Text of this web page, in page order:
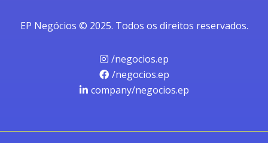
EP Negócios © 2025. Todos os direitos reservados.
/negocios.ep
/negocios.ep
company/negocios.ep